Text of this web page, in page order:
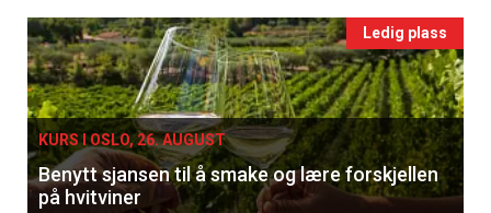
Ledig plass
KURS I OSLO, 26. AUGUST
Benytt sjansen til å smake og lære forskjellen
på hvitviner